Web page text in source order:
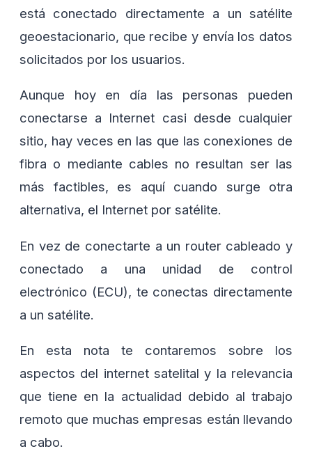
está conectado directamente a un satélite
geoestacionario, que recibe y envía los datos
solicitados por los usuarios.
Aunque hoy en día las personas pueden
conectarse a Internet casi desde cualquier
sitio, hay veces en las que las conexiones de
fibra o mediante cables no resultan ser las
más factibles, es aquí cuando surge otra
alternativa, el Internet por satélite.
En vez de conectarte a un router cableado y
conectado a una unidad de control
electrónico (ECU), te conectas directamente
a un satélite.
En esta nota te contaremos sobre los
aspectos del internet satelital y la relevancia
que tiene en la actualidad debido al trabajo
remoto que muchas empresas están llevando
a cabo.